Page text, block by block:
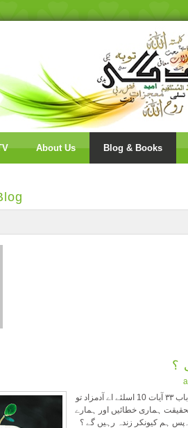
About Us Blog & Books
؟
تم کيوں مروگا ؟ خدا تعالی کا سوال : حزقی ايل باب ۳۳ آيات 10 اسلئے اے آدمزاد تو
ہماری خطائیں اور ہمارے
ہم کیونکر زندہ رہیں گے ؟